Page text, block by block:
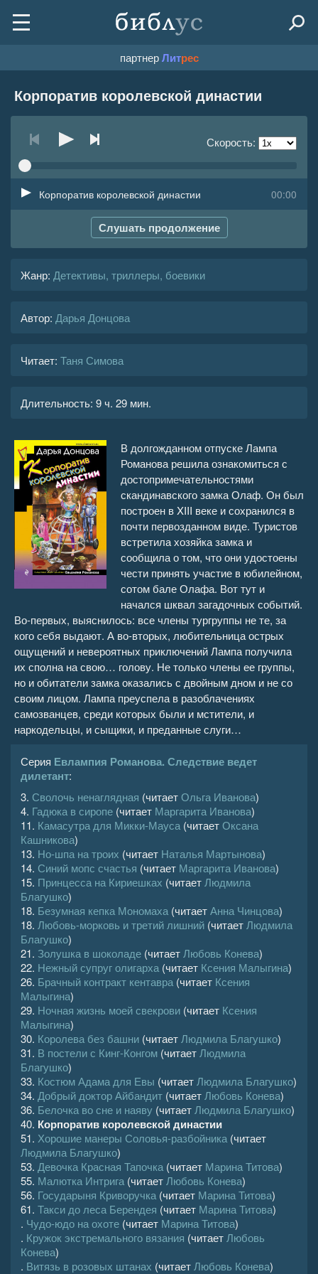
партнерЛитрес
Корпоратив королевской династии
Скорость:
00:00
Корпоратив королевской династии
Слушать продолжение
Жанр: Детективы, триллеры, боевики
Автор: Дарья Донцова
Читает: Таня Симова
Длительность: 9 ч. 29 мин.
В долгожданном отпуске Лампа
Романова решила ознакомиться с
достопримечательностями
скандинавского замка Олаф. Он был
построен в XIII веке и сохранился в
почти первозданном виде. Туристов
встретила хозяйка замка и
сообщила о том, что они удостоены
чести принять участие в юбилейном,
сотом бале Олафа. Вот тут и
начался шквал загадочных событий.
Во-первых, выяснилось: все члены тургруппы не те, за
кого себя выдают. А во-вторых, любительница острых
ощущений и невероятных приключений Лампа получила
их сполна на свою… голову. Не только члены ее группы,
но и обитатели замка оказались с двойным дном и не со
своим лицом. Лампа преуспела в разоблачениях
самозванцев, среди которых были и мстители, и
наркодельцы, и сыщики, и преданные слуги…
Серия Евлампия Романова. Следствие ведет
дилетант:
3. Сволочь ненаглядная (читаетОльга Иванова)
4. Гадюка в сиропе (читает Маргарита Иванова)
11. Камасутра для Микки-Мауса (читаетОксана
Кашникова)
13. Но-шпа на троих (читает Наталья Мартынова)
14. Синий мопс счастья (читает Маргарита Иванова)
15. Принцесса на Кириешках (читает Людмила
Благушко)
18. Безумная кепка Мономаха (читаетАнна Чинцова)
18. Любовь-морковь и третий лишний (читает Людмила
Благушко)
21. Золушка в шоколаде (читает Любовь Конева)
22. Нежный супруг олигарха (читает Ксения Малыгина)
26. Брачный контракт кентавра (читает Ксения
Малыгина)
29. Ночная жизнь моей свекрови (читает Ксения
Малыгина)
30. Королева без башни (читает Людмила Благушко)
31. В постели с Кинг-Конгом (читает Людмила
Благушко)
33. Костюм Адама для Евы (читает Людмила Благушко)
34. Добрый доктор Айбандит (читает Любовь Конева)
36. Белочка во сне и наяву (читает Людмила Благушко)
40. Корпоратив королевской династии
51. Хорошие манеры Соловья-разбойника (читает
Людмила Благушко)
53. Девочка Красная Тапочка (читает Марина Титова)
55. Малютка Интрига (читает Любовь Конева)
56. Государыня Криворучка (читает Марина Титова)
61. Такси до леса Берендея (читает Марина Титова)
. Чудо-юдо на охоте (читает Марина Титова)
. Кружок экстремального вязания (читает Любовь
Конева)
. Витязь в розовых штанах (читает Любовь Конева)